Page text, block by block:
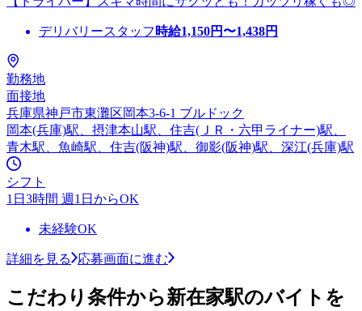
デリバリースタッフ 時給1,150円〜1,438円
勤務地
面接地
兵庫県神戸市東灘区岡本3-6-1 ブルドック
岡本(兵庫)駅、摂津本山駅、住吉(ＪＲ・六甲ライナー)駅、
青木駅、魚崎駅、住吉(阪神)駅、御影(阪神)駅、深江(兵庫)駅
シフト
1日3時間 週1日からOK
未経験OK
詳細を見る 応募画面に進む
こだわり条件から新在家駅のバイトを